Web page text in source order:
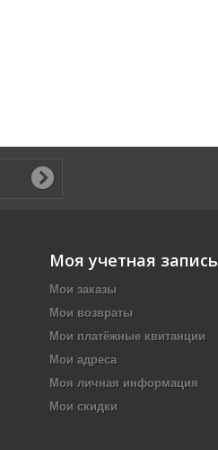
Моя учетная запись
Мои заказы
Мои возвраты
Мои платёжные квитанции
Мои адреса
Моя личная информация
Мои скидки